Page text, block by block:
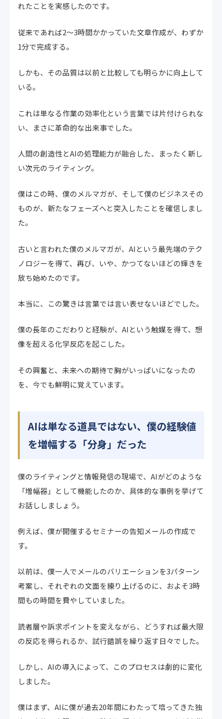
れたことを実感したのです。
従来であれば2〜3時間かかっていた文章作成が、わずか
1分で完成する。
しかも、その品質は以前と比較しても明らかに向上して
いる。
これは単なる作業の効率化という言葉では片付けられな
い、まさに革命的な出来事でした。
人間の創造性とAIの処理能力が融合した、まったく新し
い次元のライティング。
僕はこの時、僕のメルマガが、そして僕のビジネスその
ものが、新たなフェーズへと突入したことを確信しまし
た。
古いと言われた僕のメルマガが、AIという最先端のテク
ノロジーを得て、再び、いや、かつてないほどの輝きを
放ち始めたのです。
本当に、この驚きは言葉では言い表せないほどでした。
僕の長年のこだわりと経験が、AIという触媒を得て、想
像を超える化学反応を起こした。
その興奮と、未来への期待で胸がいっぱいになったの
を、今でも鮮明に覚えています。
AIは単なる道具ではない、僕の経験値
を増幅する「分身」だった
僕のライティングと情報発信の現場で、AIがどのような
「増幅器」として機能したのか、具体的な事例を挙げて
お話ししましょう。
例えば、僕が開催するセミナーの告知メールの作成で
す。
以前は、僕一人でメールのバリエーションを3パターン
考案し、それぞれの文面を練り上げるのに、およそ3時
間もの時間を費やしていました。
読者層や訴求ポイントを変えながら、どうすれば最大限
の反応を得られるか、試行錯誤を繰り返す日々でした。
しかし、AIの導入によって、このプロセスは劇的に変化
しました。
僕はまず、AIに僕が過去20年間にわたって培ってきた独